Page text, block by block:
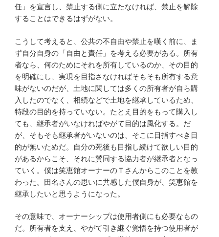
任」を宣言し、禁止する側に立たなければ、禁止を解除
することはできるはずがない。
こうして考えると、公共の不自由や禁止を嘆く前に、ま
ず自分自身の「自由と責任」を考える必要がある。所有
者なら、何のためにそれを所有しているのか、その目的
を明確にし、実現を目指さなければそもそも所有する意
味がないのだが、土地に関しては多くの所有者が自ら購
入したのでなく、相続などで土地を継承しているため、
特段の目的を持っていない。たとえ目的をもって購入し
ても、継承者がいなければやがて目的は風化する。だ
が、そもそも継承者がいないのは、そこに目指すべき目
的が無いためだ。自分の死後も目指し続けて欲しい目的
があるからこそ、それに賛同する協力者が継承者となっ
ていく。僕は笑恵館オーナーのＴさんからこのことを教
わった。田名さんの思いに共感した僕自身が、笑恵館を
継承したいと思うようになった。
その意味で、オーナーシップは使用者側にも必要なもの
だ。所有者を支え、やがて引き継ぐ覚悟を持つ使用者が